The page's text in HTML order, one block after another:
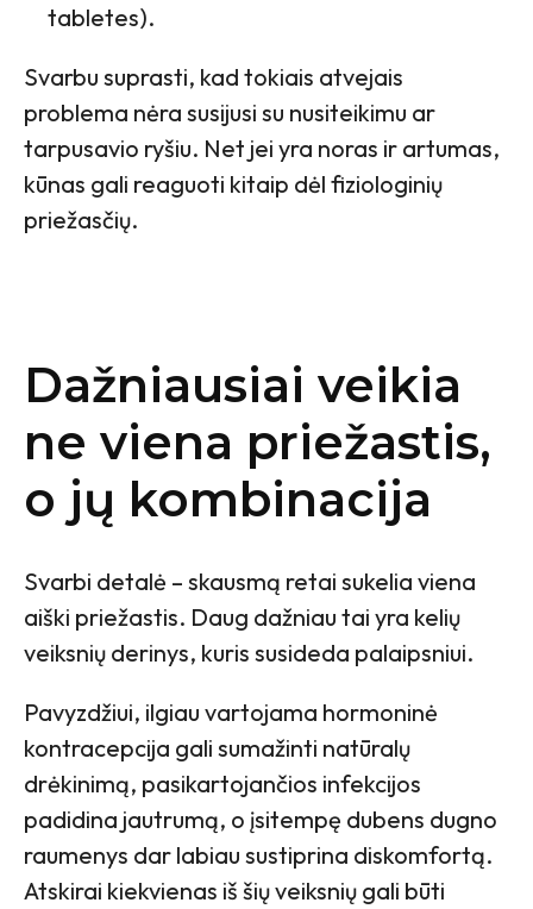
tabletes).
Svarbu suprasti, kad tokiais atvejais
problema nėra susijusi su nusiteikimu ar
tarpusavio ryšiu. Net jei yra noras ir artumas,
kūnas gali reaguoti kitaip dėl fiziologinių
priežasčių.
Dažniausiai veikia
ne viena priežastis,
o jų kombinacija
Svarbi detalė – skausmą retai sukelia viena
aiški priežastis. Daug dažniau tai yra kelių
veiksnių derinys, kuris susideda palaipsniui.
Pavyzdžiui, ilgiau vartojama hormoninė
kontracepcija gali sumažinti natūralų
drėkinimą, pasikartojančios infekcijos
padidina jautrumą, o įsitempę dubens dugno
raumenys dar labiau sustiprina diskomfortą.
Atskirai kiekvienas iš šių veiksnių gali būti